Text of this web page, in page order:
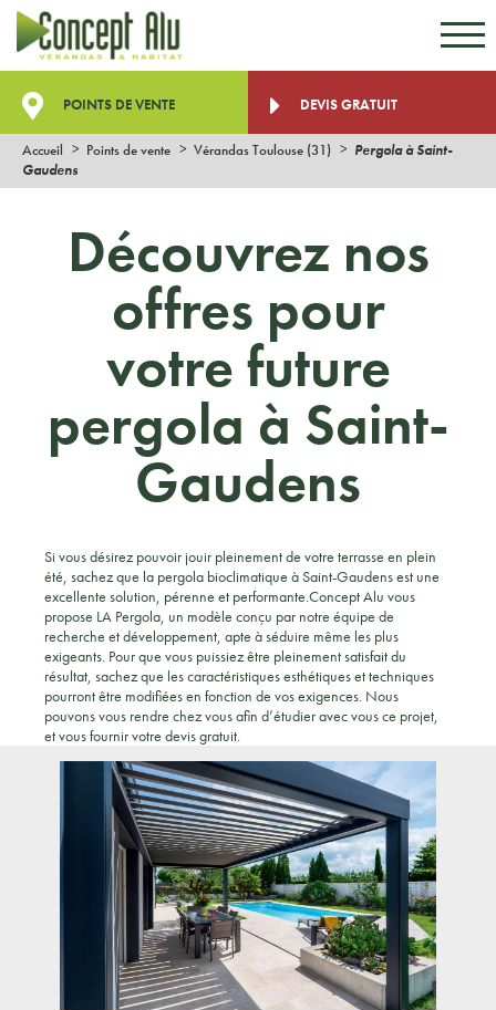
POINTS DE VENTE DEVIS GRATUIT
Accueil Points de vente Vérandas Toulouse (31)
Pergola à Saint-
Gaudens
Découvrez nos
offres pour
votre future
pergola à Saint-
Gaudens
Si vous désirez pouvoir jouir pleinement de votre terrasse en plein
été, sachez que la pergola bioclimatique à Saint-Gaudens est une
excellente solution, pérenne et performante.Concept Alu vous
propose LA Pergola, un modèle conçu par notre équipe de
recherche et développement, apte à séduire même les plus
exigeants. Pour que vous puissiez être pleinement satisfait du
résultat, sachez que les caractéristiques esthétiques et techniques
pourront être modifiées en fonction de vos exigences. Nous
pouvons vous rendre chez vous afin d’étudier avec vous ce projet,
et vous fournir votre devis gratuit.